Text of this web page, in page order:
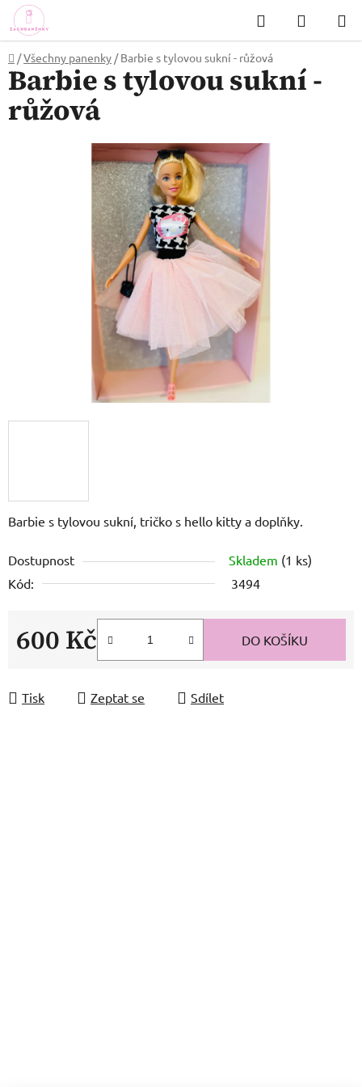
Přejít
na
obsah
Hledat
KOŠÍK
Domů
/Všechny panenky / Barbie s tylovou sukní - růžová
Barbie s tylovou sukní, tričko s hello kitty a doplňky.
Dostupnost Skladem (1 ks)
Kód:
3494
600 Kč DO KOŠÍKU
Tisk Zeptat se Sdílet
Barbie s tylovou sukní -
růžová